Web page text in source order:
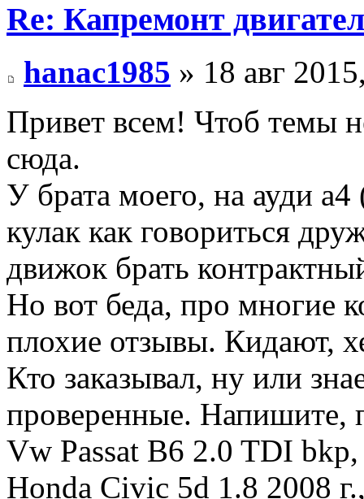
Re: Капремонт
hanac1985 » 18 авг
Привет всем! Чтоб темы
сюда.
У брата моего, на ауди
кулак как говориться
движок брать
Но вот беда, про многие
плохие отзывы. Кидают,
Кто заказывал, ну или
проверенные. Напишите,
Vw Passat B6 2.0 TDI
Honda Civic 5d 1.8 2008